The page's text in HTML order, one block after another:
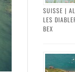
SUISSE |
LES
BEX